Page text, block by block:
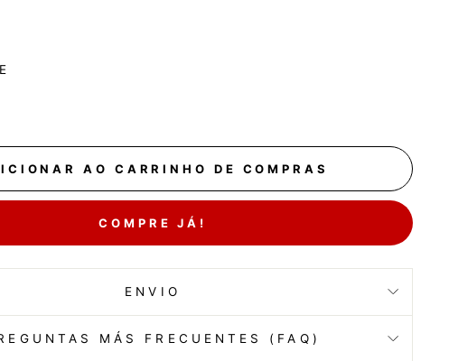
AO CARRINHO DE COMPRAS
COMPRE JÁ!
ENVIO
MÁS FRECUENTES (FAQ)